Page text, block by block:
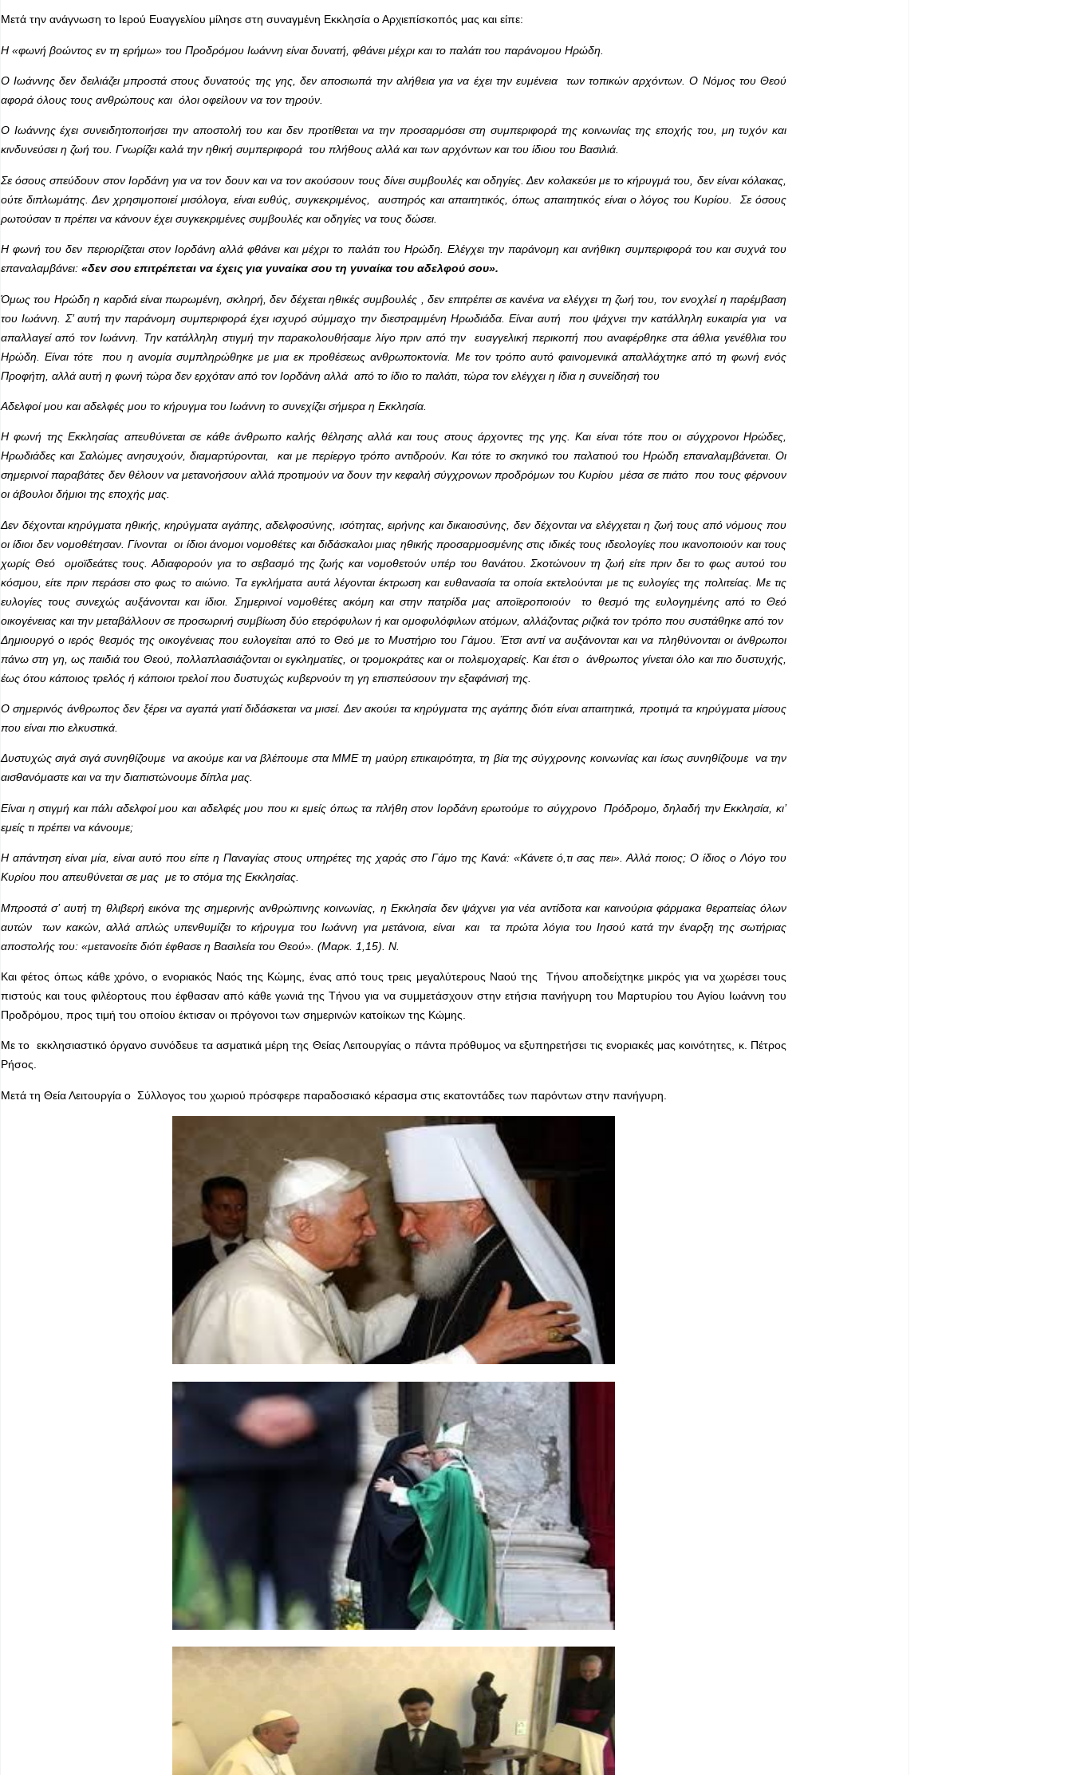
Μετά την ανάγνωση το Ιερού Ευαγγελίου μίλησε στη συναγμένη Εκκλησία ο Αρχιεπίσκοπός μας και είπε:
Η «φωνή βοώντος εν τη ερήμω» του Προδρόμου Ιωάννη είναι δυνατή, φθάνει μέχρι και το παλάτι του παράνομου Ηρώδη.
Ο Ιωάννης δεν δειλιάζει μπροστά στους δυνατούς της γης, δεν αποσιωπά την αλήθεια για να έχει την ευμένεια των τοπικών αρχόντων. Ο Νόμος του Θεού
αφορά όλους τους ανθρώπους και όλοι οφείλουν να τον τηρούν.
Ο Ιωάννης έχει συνειδητοποιήσει την αποστολή του και δεν προτίθεται να την προσαρμόσει στη συμπεριφορά της κοινωνίας της εποχής του, μη τυχόν και
κινδυνεύσει η ζωή του. Γνωρίζει καλά την ηθική συμπεριφορά του πλήθους αλλά και των αρχόντων και του ίδιου του Βασιλιά.
Σε όσους σπεύδουν στον Ιορδάνη για να τον δουν και να τον ακούσουν τους δίνει συμβουλές και οδηγίες. Δεν κολακεύει με το κήρυγμά του, δεν είναι κόλακας,
ούτε διπλωμάτης. Δεν χρησιμοποιεί μισόλογα, είναι ευθύς, συγκεκριμένος, αυστηρός και απαιτητικός, όπως απαιτητικός είναι ο λόγος του Κυρίου. Σε όσους
ρωτούσαν τι πρέπει να κάνουν έχει συγκεκριμένες συμβουλές και οδηγίες να τους δώσει.
Η φωνή του δεν περιορίζεται στον Ιορδάνη αλλά φθάνει και μέχρι το παλάτι του Ηρώδη. Ελέγχει την παράνομη και ανήθικη συμπεριφορά του και συχνά του
επαναλαμβάνει: «δεν σου επιτρέπεται να έχεις για γυναίκα σου τη γυναίκα του αδελφού σου».
Όμως του Ηρώδη η καρδιά είναι πωρωμένη, σκληρή, δεν δέχεται ηθικές συμβουλές , δεν επιτρέπει σε κανένα να ελέγχει τη ζωή του, τον ενοχλεί η παρέμβαση
του Ιωάννη. Σ’ αυτή την παράνομη συμπεριφορά έχει ισχυρό σύμμαχο την διεστραμμένη Ηρωδιάδα. Είναι αυτή που ψάχνει την κατάλληλη ευκαιρία για να
απαλλαγεί από τον Ιωάννη. Την κατάλληλη στιγμή την παρακολουθήσαμε λίγο πριν από την ευαγγελική περικοπή που αναφέρθηκε στα άθλια γενέθλια του
Ηρώδη. Είναι τότε που η ανομία συμπληρώθηκε με μια εκ προθέσεως ανθρωποκτονία. Με τον τρόπο αυτό φαινομενικά απαλλάχτηκε από τη φωνή ενός
Προφήτη, αλλά αυτή η φωνή τώρα δεν ερχόταν από τον Ιορδάνη αλλά από το ίδιο το παλάτι, τώρα τον ελέγχει η ίδια η συνείδησή του
Αδελφοί μου και αδελφές μου το κήρυγμα του Ιωάννη το συνεχίζει σήμερα η Εκκλησία.
Η φωνή της Εκκλησίας απευθύνεται σε κάθε άνθρωπο καλής θέλησης αλλά και τους στους άρχοντες της γης. Και είναι τότε που οι σύγχρονοι Ηρώδες,
Ηρωδιάδες και Σαλώμες ανησυχούν, διαμαρτύρονται, και με περίεργο τρόπο αντιδρούν. Και τότε το σκηνικό του παλατιού του Ηρώδη επαναλαμβάνεται. Οι
σημερινοί παραβάτες δεν θέλουν να μετανοήσουν αλλά προτιμούν να δουν την κεφαλή σύγχρονων προδρόμων του Κυρίου μέσα σε πιάτο που τους φέρνουν
οι άβουλοι δήμιοι της εποχής μας.
Δεν δέχονται κηρύγματα ηθικής, κηρύγματα αγάπης, αδελφοσύνης, ισότητας, ειρήνης και δικαιοσύνης, δεν δέχονται να ελέγχεται η ζωή τους από νόμους που
οι ίδιοι δεν νομοθέτησαν. Γίνονται οι ίδιοι άνομοι νομοθέτες και διδάσκαλοι μιας ηθικής προσαρμοσμένης στις ιδικές τους ιδεολογίες που ικανοποιούν και τους
χωρίς Θεό ομοϊδεάτες τους. Αδιαφορούν για το σεβασμό της ζωής και νομοθετούν υπέρ του θανάτου. Σκοτώνουν τη ζωή είτε πριν δει το φως αυτού του
κόσμου, είτε πριν περάσει στο φως το αιώνιο. Τα εγκλήματα αυτά λέγονται έκτρωση και ευθανασία τα οποία εκτελούνται με τις ευλογίες της πολιτείας. Με τις
ευλογίες τους συνεχώς αυξάνονται και ίδιοι. Σημερινοί νομοθέτες ακόμη και στην πατρίδα μας αποϊεροποιούν το θεσμό της ευλογημένης από το Θεό
οικογένειας και την μεταβάλλουν σε προσωρινή συμβίωση δύο ετερόφυλων ή και ομοφυλόφιλων ατόμων, αλλάζοντας ριζικά τον τρόπο που συστάθηκε από τον
Δημιουργό ο ιερός θεσμός της οικογένειας που ευλογείται από το Θεό με το Μυστήριο του Γάμου. Έτσι αντί να αυξάνονται και να πληθύνονται οι άνθρωποι
πάνω στη γη, ως παιδιά του Θεού, πολλαπλασιάζονται οι εγκληματίες, οι τρομοκράτες και οι πολεμοχαρείς. Και έτσι ο άνθρωπος γίνεται όλο και πιο δυστυχής,
έως ότου κάποιος τρελός ή κάποιοι τρελοί που δυστυχώς κυβερνούν τη γη επισπεύσουν την εξαφάνισή της.
Ο σημερινός άνθρωπος δεν ξέρει να αγαπά γιατί διδάσκεται να μισεί. Δεν ακούει τα κηρύγματα της αγάπης διότι είναι απαιτητικά, προτιμά τα κηρύγματα μίσους
που είναι πιο ελκυστικά.
Δυστυχώς σιγά σιγά συνηθίζουμε να ακούμε και να βλέπουμε στα ΜΜΕ τη μαύρη επικαιρότητα, τη βία της σύγχρονης κοινωνίας και ίσως συνηθίζουμε να την
αισθανόμαστε και να την διαπιστώνουμε δίπλα μας.
Είναι η στιγμή και πάλι αδελφοί μου και αδελφές μου που κι εμείς όπως τα πλήθη στον Ιορδάνη ερωτούμε το σύγχρονο Πρόδρομο, δηλαδή την Εκκλησία, κι’
εμείς τι πρέπει να κάνουμε;
Η απάντηση είναι μία, είναι αυτό που είπε η Παναγίας στους υπηρέτες της χαράς στο Γάμο της Κανά: «Κάνετε ό,τι σας πει». Αλλά ποιος; Ο ίδιος ο Λόγο του
Κυρίου που απευθύνεται σε μας με το στόμα της Εκκλησίας.
Μπροστά σ’ αυτή τη θλιβερή εικόνα της σημερινής ανθρώπινης κοινωνίας, η Εκκλησία δεν ψάχνει για νέα αντίδοτα και καινούρια φάρμακα θεραπείας όλων
αυτών των κακών, αλλά απλώς υπενθυμίζει το κήρυγμα του Ιωάννη για μετάνοια, είναι και τα πρώτα λόγια του Ιησού κατά την έναρξη της σωτήριας
αποστολής του: «μετανοείτε διότι έφθασε η Βασιλεία του Θεού». (Μαρκ. 1,15). Ν.
Και φέτος όπως κάθε χρόνο, ο ενοριακός Ναός της Κώμης, ένας από τους τρεις μεγαλύτερους Ναού της Τήνου αποδείχτηκε μικρός για να χωρέσει τους
πιστούς και τους φιλέορτους που έφθασαν από κάθε γωνιά της Τήνου για να συμμετάσχουν στην ετήσια πανήγυρη του Μαρτυρίου του Αγίου Ιωάννη του
Προδρόμου, προς τιμή του οποίου έκτισαν οι πρόγονοι των σημερινών κατοίκων της Κώμης.
Με το εκκλησιαστικό όργανο συνόδευε τα ασματικά μέρη της Θείας Λειτουργίας ο πάντα πρόθυμος να εξυπηρετήσει τις ενοριακές μας κοινότητες, κ. Πέτρος
Ρήσος.
Μετά τη Θεία Λειτουργία ο Σύλλογος του χωριού πρόσφερε παραδοσιακό κέρασμα στις εκατοντάδες των παρόντων στην πανήγυρη.